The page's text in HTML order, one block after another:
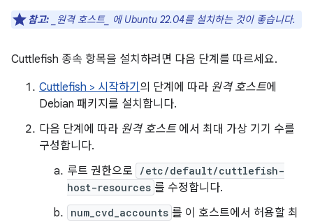
참고: _원격 호스트_ 에 Ubuntu 22.04를 설치하는 것이 좋습니다.
Cuttlefish 종속 항목을 설치하려면 다음 단계를 따르세요.
Cuttlefish > 시작하기 의 단계에 따라 원격 호스트에
Debian 패키지를 설치합니다.
다음 단계에 따라 원격 호스트에서 최대 가상 기기 수를
구성합니다.
루트 권한으로
/etc/default/cuttlefish-
host-resources 를 수정합니다.
num_cvd_accounts 를 이 호스트에서 허용할 최